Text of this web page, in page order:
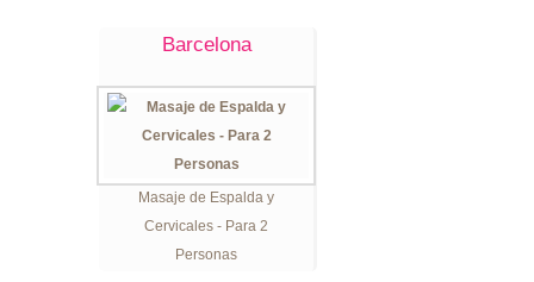
Barcelona
Masaje de Espalda y
Cervicales - Para 2
Personas